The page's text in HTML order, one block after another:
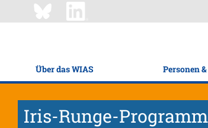
Über das WIAS Personen
Iris-Runge-Programm